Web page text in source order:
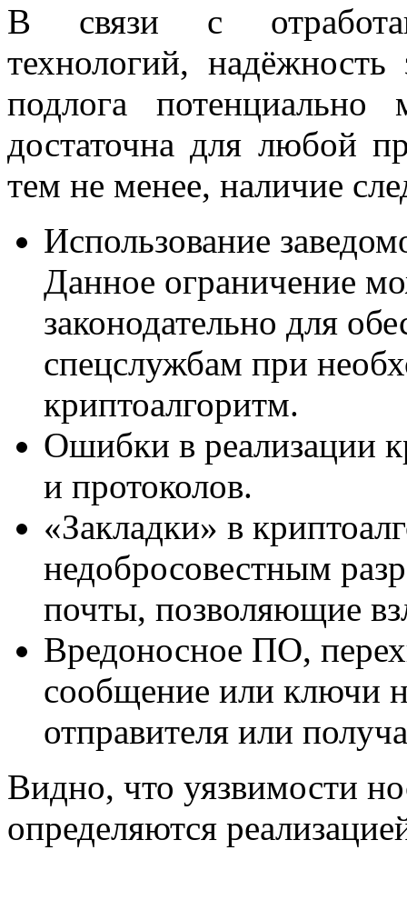
В связи с
технологий,
подлога
достаточна для любой
тем не менее, наличие
Использование
Данное ограничение
законодательно для
спецслужбам при
криптоалгоритм.
Ошибки в реализации
и протоколов.
«Закладки» в
недобросовестным
почты, позволяющие
Вредоносное ПО,
сообщение или ключи
отправителя или
Видно, что уязвимости
определяются